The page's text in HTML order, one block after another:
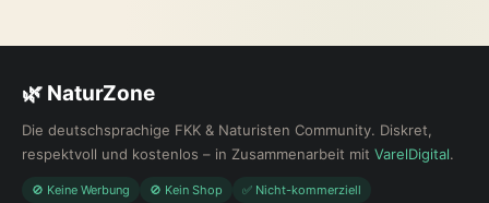
🌿 NaturZone
Die deutschsprachige FKK & Naturisten Community. Diskret,
respektvoll und kostenlos – in Zusammenarbeit mit VarelDigital.
🚫 Keine Werbung 🚫 Kein Shop ✅ Nicht-kommerziell